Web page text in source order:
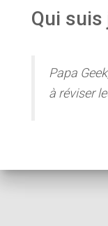
Qui suis
Papa
à réviser